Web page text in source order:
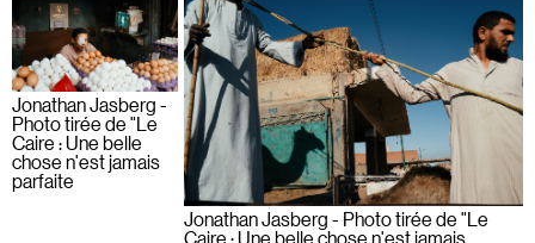
Jonathan Jasberg -
Photo tirée de "Le
Caire : Une belle
chose n'est jamais
parfaite
Jonathan Jasberg - Photo tirée de "Le
Caire : Une belle chose n'est jamais